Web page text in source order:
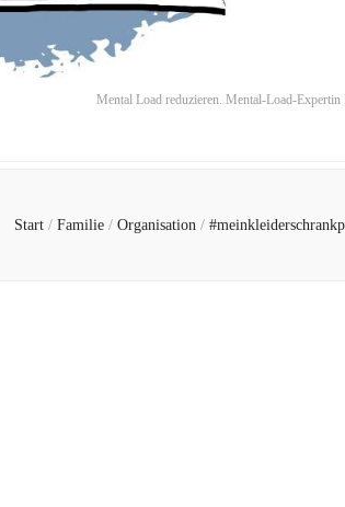
Mental Load reduzieren. Mental-Load-
Start / Familie / Organisation /